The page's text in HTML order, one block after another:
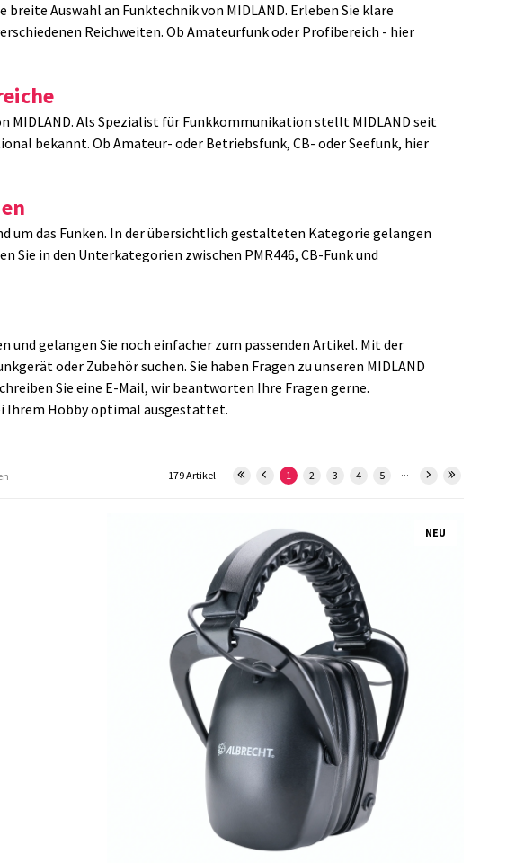
Auswahl an Funktechnik von MIDLAND. Erleben Sie klare
Reichweiten. Ob Amateurfunk oder Profibereich - hier
MIDLAND. Als Spezialist für Funkkommunikation stellt MIDLAND seit
bekannt. Ob Amateur- oder Betriebsfunk, CB- oder Seefunk, hier
um das Funken. In der übersichtlich gestalteten Kategorie gelangen
Sie in den Unterkategorien zwischen PMR446, CB-Funk und
und gelangen Sie noch einfacher zum passenden Artikel. Mit der
oder Zubehör suchen. Sie haben Fragen zu unseren MIDLAND
Sie eine E-Mail, wir beantworten Ihre Fragen gerne.
Ihrem Hobby optimal ausgestattet.
1 2 3 4 5 ...
179 Artikel
NEU